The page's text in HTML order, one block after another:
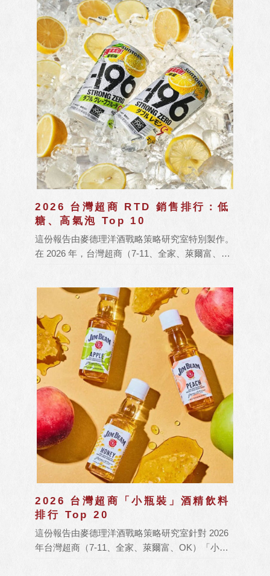
高達 140%，
2026 台灣超商 RTD 銷售排行：低
糖、高氣泡 Top 10
這份報告由麥德理洋酒戰略策略研究室特別製作。
在 2026 年，台灣超商（7-11、全家、萊爾富、
2026 台灣超商「小瓶裝」酒精飲料
排行 Top 20
這份報告由麥德理洋酒戰略策略研究室針對 2026
年台灣超商（7-11、全家、萊爾富、OK）「小瓶